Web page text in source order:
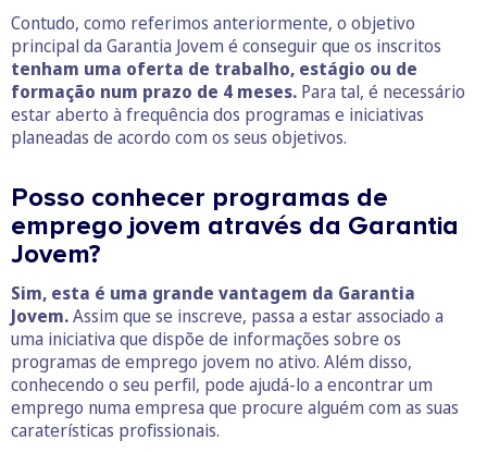
Contudo, como referimos anteriormente, o objetivo
principal da Garantia Jovem é conseguir que os inscritos
tenham uma oferta de trabalho, estágio ou de
formação num prazo de 4 meses. Para tal, é necessário
estar aberto à frequência dos programas e iniciativas
planeadas de acordo com os seus objetivos.
Posso conhecer programas de
emprego jovem através da Garantia
Jovem?
Sim, esta é uma grande vantagem da Garantia
Jovem.Assim que se inscreve, passa a estar associado a
uma iniciativa que dispõe de informações sobre os
programas de emprego jovem no ativo. Além disso,
conhecendo o seu perfil, pode ajudá-lo a encontrar um
emprego numa empresa que procure alguém com as suas
caraterísticas profissionais.